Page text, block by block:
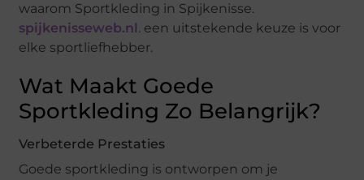
waarom Sportkleding in Spijkenisse.
spijkenisseweb.nl . een uitstekende keuze is voor
elke sportliefhebber.
Wat Maakt Goede
Sportkleding Zo Belangrijk?
Verbeterde Prestaties
Goede sportkleding is ontworpen om je